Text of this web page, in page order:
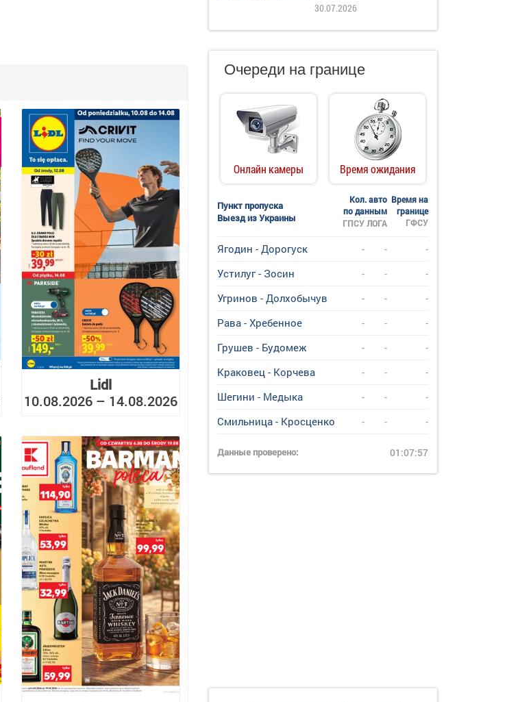
Lidl
10.08.2026 – 14.08.2026
30.07.2026
Очереди на границе
Онлайн камеры Время ожидания
Пункт пропуска
Выезд из Украины
Кол. авто
по данным
Время на
границе
ГФСУ
ГПСУ ЛОГА
Ягодин - Дорогуск - -
-
Устилуг - Зосин
- -
-
Угринов - Долхобычув
- -
-
Рава - Хребенное
- -
-
Грушев - Будомеж
- -
-
Краковец - Корчева
- -
-
Шегини - Медыка
- -
-
Смильница - Кросценко
- - -
Данные проверено: 01:07:57